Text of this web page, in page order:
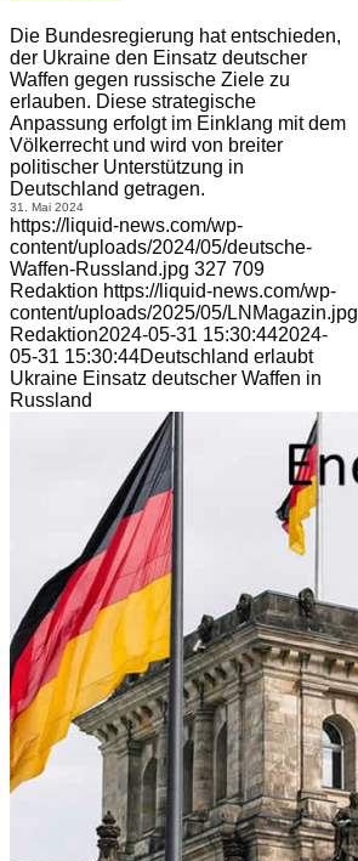
Die Bundesregierung hat entschieden,
der Ukraine den Einsatz deutscher
Waffen gegen russische Ziele zu
erlauben. Diese strategische
Anpassung erfolgt im Einklang mit dem
Völkerrecht und wird von breiter
politischer Unterstützung in
Deutschland getragen.
31. Mai 2024
https://liquid-news.com/wp-
content/uploads/2024/05/deutsche-
Waffen-Russland.jpg 327 709
Redaktion https://liquid-news.com/wp-
content/uploads/2025/05/LNMagazin.jpg
Redaktion2024-05-31 15:30:442024-
05-31 15:30:44Deutschland erlaubt
Ukraine Einsatz deutscher Waffen in
Russland